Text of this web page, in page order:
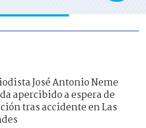
José Antonio Neme
apercibido a espera de
tras accidente en Las